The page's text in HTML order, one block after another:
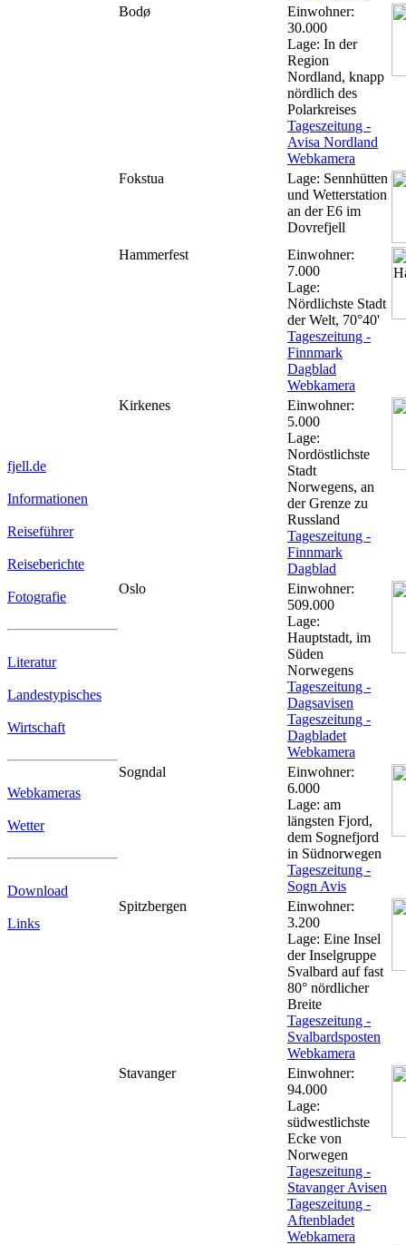
fjell.de
Informationen
Reiseführer
Reiseberichte
Fotografie
Literatur
Landestypisches
Wirtschaft
Webkameras
Wetter
Download
Links
Bodø
Einwohner:
30.000
Lage: In der
Region
Nordland, knapp
nördlich des
Polarkreises
Tageszeitung -
Avisa Nordland
Webkamera
Fokstua
Lage: Sennhütten
und Wetterstation
an der E6 im
Dovrefjell
Hammerfest
Einwohner:
7.000
Lage:
Nördlichste Stadt
der Welt, 70°40'
Tageszeitung -
Finnmark
Dagblad
Webkamera
Kirkenes
Einwohner:
5.000
Lage:
Nordöstlichste
Stadt
Norwegens, an
der Grenze zu
Russland
Tageszeitung -
Finnmark
Dagblad
Oslo
Einwohner:
509.000
Lage:
Hauptstadt, im
Süden
Norwegens
Tageszeitung -
Dagsavisen
Tageszeitung -
Dagbladet
Webkamera
Sogndal
Einwohner:
6.000
Lage: am
längsten Fjord,
dem Sognefjord
in Südnorwegen
Tageszeitung -
Sogn Avis
Spitzbergen
Einwohner:
3.200
Lage: Eine Insel
der Inselgruppe
Svalbard auf fast
80° nördlicher
Breite
Tageszeitung -
Svalbardsposten
Webkamera
Stavanger
Einwohner:
94.000
Lage:
südwestlichste
Ecke von
Norwegen
Tageszeitung -
Stavanger Avisen
Tageszeitung -
Aftenbladet
Webkamera